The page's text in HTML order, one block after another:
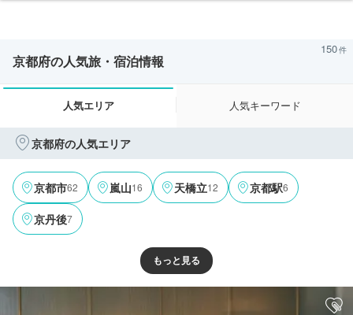
京都府の人気旅・宿泊情報
150
人気エリア 人気キーワード
京都府の人気エリア
京都市62 嵐山16 天橋立12 京都駅6
京丹後7